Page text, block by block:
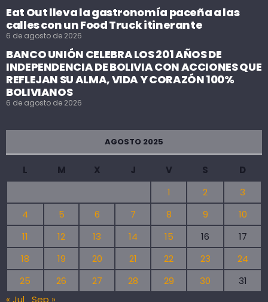
Eat Out lleva la gastronomía paceña a las
calles con un Food Truck itinerante
6 de agosto de 2026
BANCO UNIÓN CELEBRA LOS 201 AÑOS DE
INDEPENDENCIA DE BOLIVIA CON ACCIONES QUE
REFLEJAN SU ALMA, VIDA Y CORAZÓN 100%
BOLIVIANOS
6 de agosto de 2026
AGOSTO 2025
L M X J V S
D
1
2
3
4
5 6 7 8 9
10
11
12 13 14 15 16
17
18
19 20 21 22 23
24
25
26 27 28 29 30
31
« Jul
Sep »